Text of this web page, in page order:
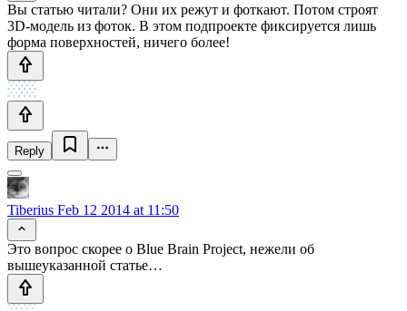
Вы статью читали? Они их режут и фоткают. Потом строят
3D-модель из фоток. В этом подпроекте фиксируется лишь
форма поверхностей, ничего более!
Reply
Tiberius Feb 12 2014 at 11:50
Это вопрос скорее о Blue Brain Project, нежели об
вышеуказанной статье…